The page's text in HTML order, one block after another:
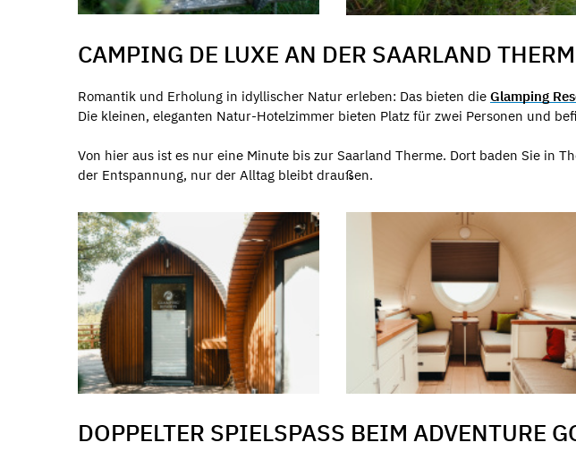
CAMPING DE LUXE AN DER SAARLAND
Romantik und Erholung in idyllischer Natur erleben: Das bieten die Glamping
Die kleinen, eleganten Natur-Hotelzimmer bieten Platz für zwei Personen und
Von hier aus ist es nur eine Minute bis zur Saarland Therme. Dort baden Sie in
der Entspannung, nur der Alltag bleibt draußen.
DOPPELTER SPIELSPASS BEIM ADVENTURE